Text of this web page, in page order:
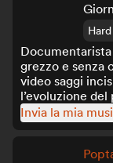
grezzo e senza
video saggi
l’evoluzione
Invia la mia